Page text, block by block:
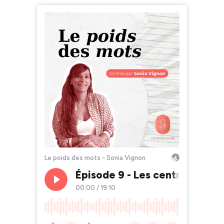
Le poids des mots - Sonia Vignon
Épisode 9 - Les centres
00:00 / 19:10